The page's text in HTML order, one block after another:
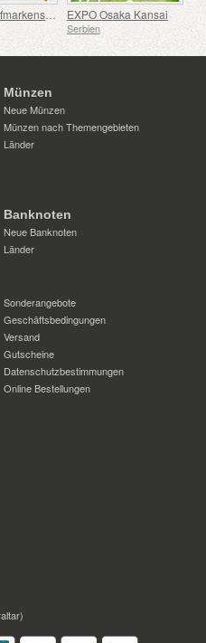
Europa-Briefmarkensatz 2007-2016 EXPO Osaka Kansai
Serbien
Münzen
Neue Münzen
Münzen nach Themengebieten
Länder
Banknoten
Neue Banknoten
Länder
Sonderangebote
Geschäftsbedingungen
Versand
Gutscheine
Datenschutzbestimmungen
Online Bestellungen